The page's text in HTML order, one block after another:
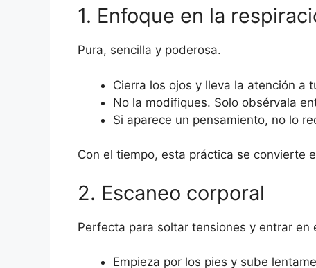
1. Enfoque en la
Pura, sencilla y poderosa.
Cierra los ojos y lleva la atención a
No la modifiques. Solo obsérvala
Si aparece un pensamiento, no lo
Con el tiempo, esta práctica se convierte
2. Escaneo corporal
Perfecta para soltar tensiones y entrar en
Empieza por los pies y sube